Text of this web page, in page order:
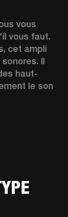
vous
vous faut.
cet ampli
Il
haut-
le son